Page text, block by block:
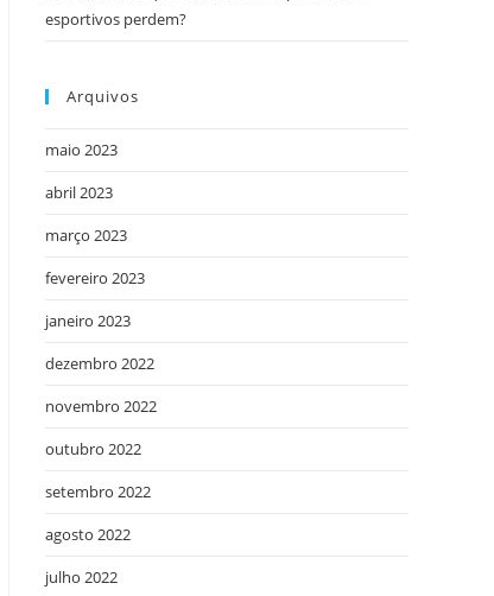
esportivos perdem?
Arquivos
maio 2023
abril 2023
março 2023
fevereiro 2023
janeiro 2023
dezembro 2022
novembro 2022
outubro 2022
setembro 2022
agosto 2022
julho 2022